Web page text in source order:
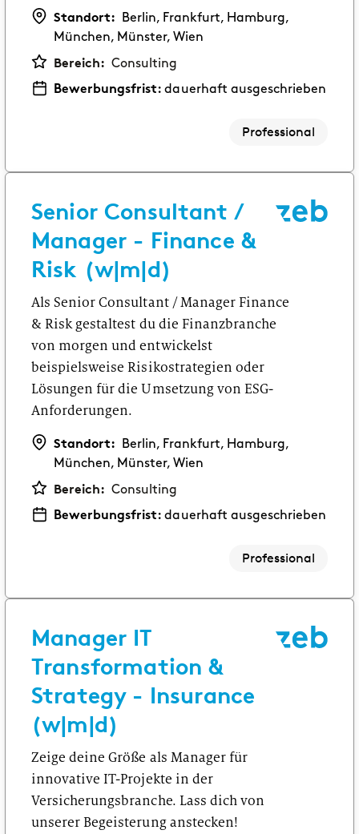
Standort:
Berlin, Frankfurt, Hamburg,
München, Münster, Wien
Bereich: Consulting
Bewerbungsfrist:dauerhaft ausgeschrieben
Professional
Senior Consultant /
Manager - Finance &
Risk (w|m|d)
Als Senior Consultant / Manager Finance
& Risk gestaltest du die Finanzbranche
von morgen und entwickelst
beispielsweise Risikostrategien oder
Lösungen für die Umsetzung von ESG-
Anforderungen.
Standort:
Berlin, Frankfurt, Hamburg,
München, Münster, Wien
Bereich: Consulting
Bewerbungsfrist:dauerhaft ausgeschrieben
Professional
Manager IT
Transformation &
Strategy - Insurance
(w|m|d)
Zeige deine Größe als Manager für
innovative IT-Projekte in der
Versicherungsbranche. Lass dich von
unserer Begeisterung anstecken!